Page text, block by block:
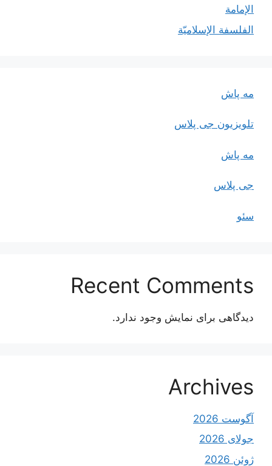
الإمامة
الفلسفة الإسلاميّة
مه پاش
تلویزیون جی پلاس
مه پاش
جی پلاس
سئو
Recent Comments
دیدگاهی برای نمایش وجود ندارد.
Archives
آگوست 2026
جولای 2026
ژوئن 2026